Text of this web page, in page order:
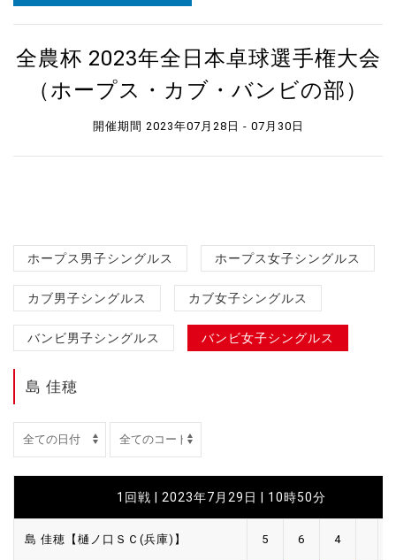
全農杯 2023年全日本卓球選手権大会
（ホープス・カブ・バンビの部）
開催期間 2023年07月28日 - 07月30日
ホープス男子シングルス ホープス女子シングルス
カブ男子シングルス カブ女子シングルス
バンビ男子シングルス バンビ女子シングルス
島 佳穂
1回戦 | 2023年7月29日 | 10時50分
島 佳穂【樋ノ口ＳＣ(兵庫)】 5 6 4